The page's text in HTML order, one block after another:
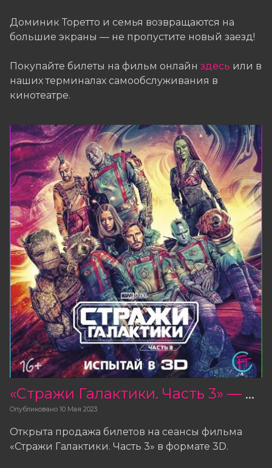
Доминик Торетто и семья возвращаются на
большие экраны — не пропустите новый заезд!
Покупайте билеты на фильм онлайн здесь или в
наших терминалах самообслуживания в
кинотеатре.
«Стражи Галактики. Часть 3» — открыты сеансы в 3D
Опубликовано 10 Мая 2023
Открыта продажа билетов на сеансы фильма
«Стражи Галактики. Часть 3» в формате 3D.